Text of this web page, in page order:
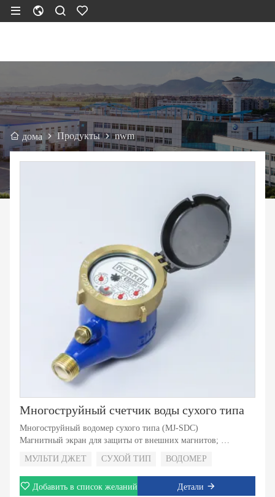
дома Продукты nwm
Многоструйный счетчик воды сухого типа
Многоструйный водомер сухого типа (MJ-SDC)
Магнитный экран для защиты от внешних магнитов;
Самый прочный и надежный пластиковый материал корпуса;
Магнитный привод с приводом суперсухого типа;
Обратный клапан для выбора;
5 роликов или 8 роликов на выбор;
МУЛЬТИ ДЖЕТ СУХОЙ ТИП ВОДОМЕР
Добавить в список желаний Детали